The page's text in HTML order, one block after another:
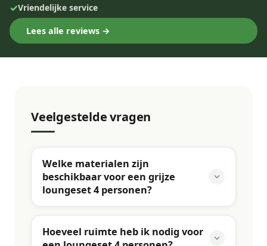
✓Vriendelijke service
Lees alle reviews →
Veelgestelde vragen
Welke materialen zijn
beschikbaar voor een grijze
loungeset 4 personen?
Hoeveel ruimte heb ik nodig voor